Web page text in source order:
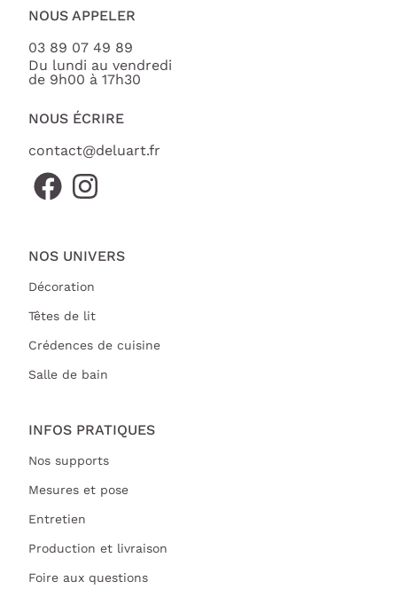
NOUS APPELER
03 89 07 49 89
Du lundi au vendredi
de 9h00 à 17h30
NOUS ÉCRIRE
contact@deluart.fr
NOS UNIVERS
Décoration
Têtes de lit
Crédences de cuisine
Salle de bain
INFOS PRATIQUES
Nos supports
Mesures et pose
Entretien
Production et livraison
Foire aux questions